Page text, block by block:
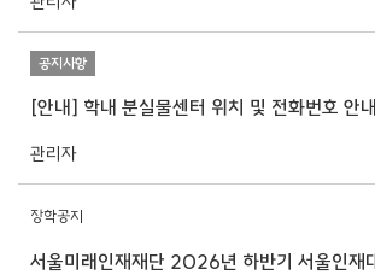
공지사항
[안내] 학내 분실물센터 위치 및 전화번호 안내
관리자
장학공지